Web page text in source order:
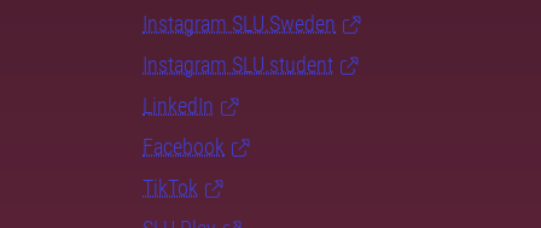
Instagram SLU.Sweden
Instagram SLU.student
LinkedIn
Facebook
TikTok